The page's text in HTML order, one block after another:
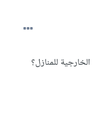
للمنازل؟